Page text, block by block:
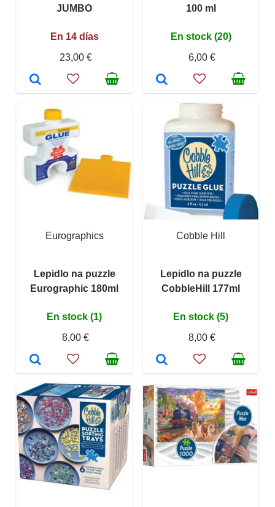
JUMBO
En 14 días
23,00 €
100 ml
En stock (20)
6,00 €
Eurographics
Lepidlo na puzzle
Eurographic 180ml
En stock (1)
8,00 €
Cobble Hill
Lepidlo na puzzle
CobbleHill 177ml
En stock (5)
8,00 €